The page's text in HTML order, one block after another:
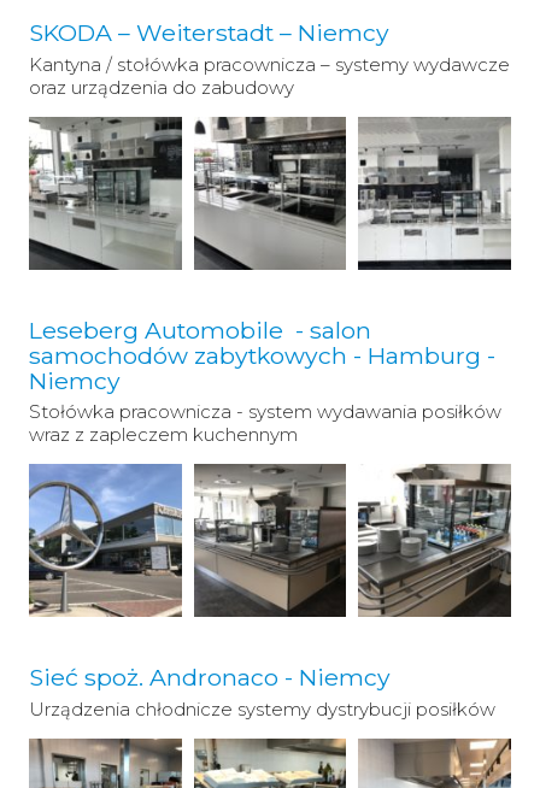
SKODA – Weiterstadt – Niemcy
Kantyna / stołówka pracownicza – systemy wydawcze
oraz urządzenia do zabudowy
Leseberg Automobile - salon
samochodów zabytkowych - Hamburg -
Niemcy
Stołówka pracownicza - system wydawania posiłków
wraz z zapleczem kuchennym
Sieć spoż. Andronaco - Niemcy
Urządzenia chłodnicze systemy dystrybucji posiłków